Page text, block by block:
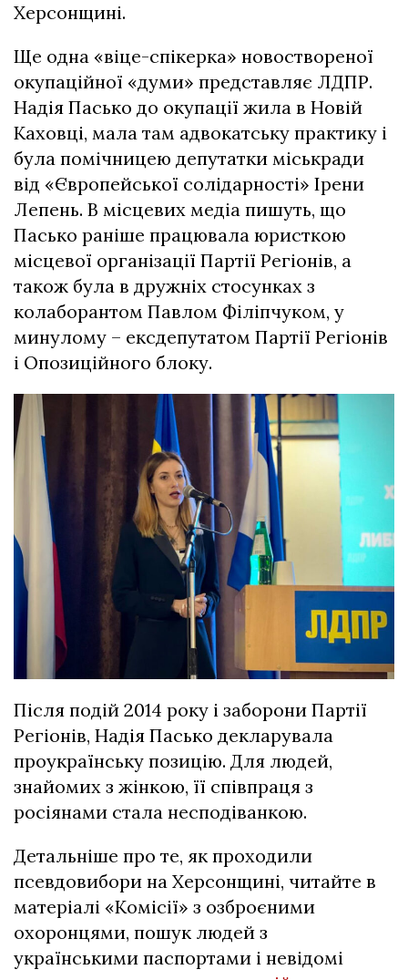
Херсонщині.
Ще одна «віце-спікерка» новоствореної
окупаційної «думи» представляє ЛДПР.
Надія Пасько до окупації жила в Новій
Каховці, мала там адвокатську практику і
була помічницею депутатки міськради
від «Європейської солідарності» Ірени
Лепень. В місцевих медіа пишуть, що
Пасько раніше працювала юристкою
місцевої організації Партії Регіонів, а
також була в дружніх стосунках з
колаборантом Павлом Філіпчуком, у
минулому – ексдепутатом Партії Регіонів
і Опозиційного блоку.
Після подій 2014 року і заборони Партії
Регіонів, Надія Пасько декларувала
проукраїнську позицію. Для людей,
знайомих з жінкою, її співпраця з
росіянами стала несподіванкою.
Детальніше про те, як проходили
псевдовибори на Херсонщині, читайте в
матеріалі «Комісії» з озброєними
охоронцями, пошук людей з
українськими паспортами і невідомі